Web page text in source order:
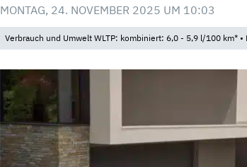
MONTAG, 24. NOVEMBER 2025 UM 10:03
Verbrauch und Umwelt WLTP: kombiniert: 6,0 - 5,9 l/100 km*